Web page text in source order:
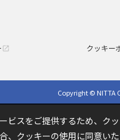
open_in_new クッキー
Copyright © NITTA
スをご提供するため、クッ
クッキーの使用に同意いた